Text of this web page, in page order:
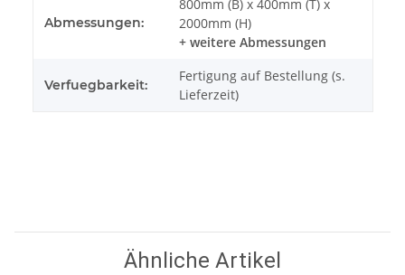
Abmessungen:
800mm (B) x 400mm (T) x
2000mm (H)
+ weitere Abmessungen
Verfuegbarkeit:
Fertigung auf Bestellung (s.
Lieferzeit)
Ähnliche Artikel